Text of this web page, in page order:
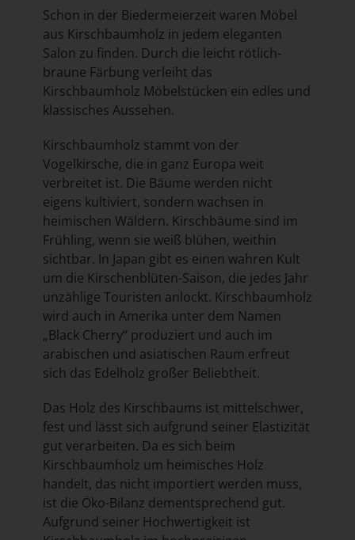
Schon in der Biedermeierzeit waren Möbel
aus Kirschbaumholz in jedem eleganten
Salon zu finden. Durch die leicht rötlich-
braune Färbung verleiht das
Kirschbaumholz Möbelstücken ein edles und
klassisches Aussehen.
Kirschbaumholz stammt von der
Vogelkirsche, die in ganz Europa weit
verbreitet ist. Die Bäume werden nicht
eigens kultiviert, sondern wachsen in
heimischen Wäldern. Kirschbäume sind im
Frühling, wenn sie weiß blühen, weithin
sichtbar. In Japan gibt es einen wahren Kult
um die Kirschenblüten-Saison, die jedes Jahr
unzählige Touristen anlockt. Kirschbaumholz
wird auch in Amerika unter dem Namen
„Black Cherry“ produziert und auch im
arabischen und asiatischen Raum erfreut
sich das Edelholz großer Beliebtheit.
Das Holz des Kirschbaums ist mittelschwer,
fest und lässt sich aufgrund seiner Elastizität
gut verarbeiten. Da es sich beim
Kirschbaumholz um heimisches Holz
handelt, das nicht importiert werden muss,
ist die Öko-Bilanz dementsprechend gut.
Aufgrund seiner Hochwertigkeit ist